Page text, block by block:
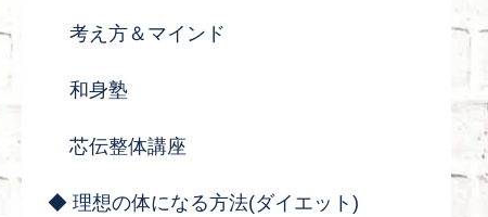
考え方＆マインド
和身塾
芯伝整体講座
◆ 理想の体になる方法(ダイエット)